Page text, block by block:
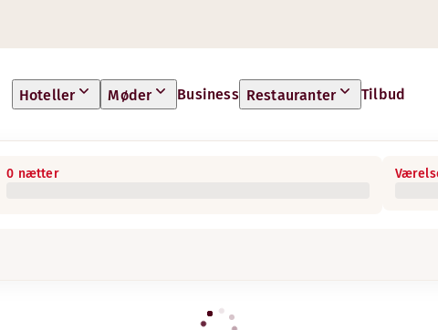
Hoteller Møder Business Restauranter Tilbud
0 nætter